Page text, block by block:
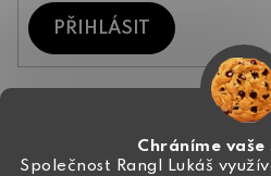
Chráníme
Společnost Rangl Lukáš
PŘIHLÁSIT